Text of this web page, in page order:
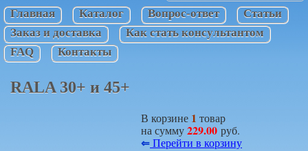
Главная Каталог Вопрос-ответ
Статьи
Заказ и доставка
Как стать консультантом
FAQ
Контакты
RALA 30+ и 45+
В корзине 1 товар
на сумму229.00 руб.
⇐Перейти в корзину